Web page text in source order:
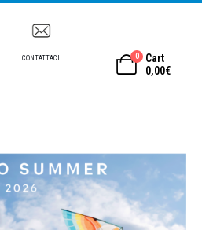
CONTATTACI 0
Cart
0,00€